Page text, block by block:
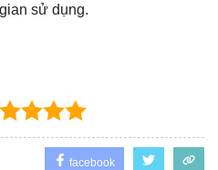
sử dụng.
facebook